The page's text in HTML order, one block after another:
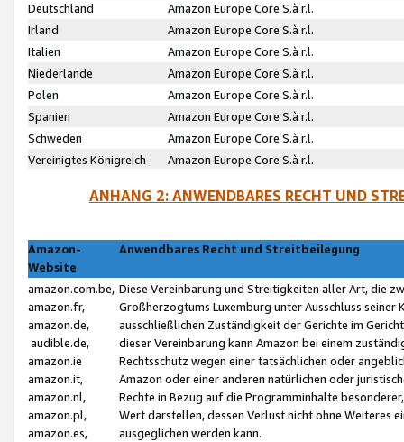
Deutschland
Amazon Europe Core S.à r.l.
Irland
Amazon Europe Core S.à r.l.
Italien
Amazon Europe Core S.à r.l.
Niederlande
Amazon Europe Core S.à r.l.
Polen
Amazon Europe Core S.à r.l.
Spanien
Amazon Europe Core S.à r.l.
Schweden
Amazon Europe Core S.à r.l.
Vereinigtes Königreich
Amazon Europe Core S.à r.l.
ANHANG 2: ANWENDBARES RECHT UND
Amazon-
Website
Anwendbares Recht und Streitbeilegung
amazon.com.be,
amazon.fr,
amazon.de,
audible.de,
amazon.ie
amazon.it,
amazon.nl,
amazon.pl,
amazon.es,
Diese Vereinbarung und Streitigkeiten aller Art, die
Großherzogtums Luxemburg unter Ausschluss
ausschließlichen Zuständigkeit der Gerichte im
dieser Vereinbarung kann Amazon bei einem
Rechtsschutz wegen einer tatsächlichen oder
Amazon oder einer anderen natürlichen oder
Rechte in Bezug auf die Programminhalte
Wert darstellen, dessen Verlust nicht ohne Weiteres
ausgeglichen werden kann.